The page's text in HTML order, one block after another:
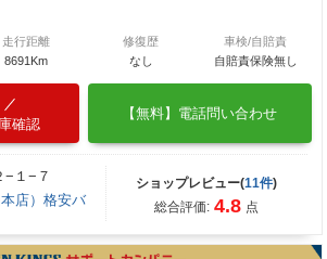
走行距離
8691Km
修復歴
なし
車検/自賠責
自賠責保険無し
確認
【無料】電話問い合わせ
−１−７
店）格安バ
ショップレビュー(11件)
総合評価: 4.8 点